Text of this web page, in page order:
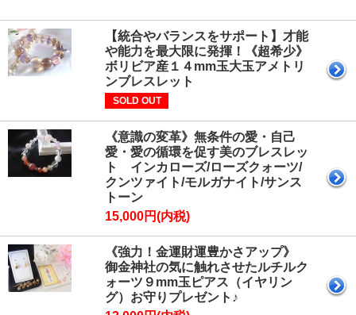
【統合やバランスをサポート】才能
や能力を最大限に発揮！《超希少》
ボリビア産１４mm玉大玉アメトリ
ンブレスレット
SOLD OUT
《意識の変革》無条件の愛・自己
愛・愛の循環を促す美のブレスレッ
ト インカローズ/ローズクォーツ/
クンツァイト/モルガナイト/サンス
トーン
15,000円(内税)
《強力！金運財運豊かさアップ》
御金神社の気に触れさせたルチルク
ォーツ９mm玉ピアス（イヤリン
グ）お守りプレゼント♪